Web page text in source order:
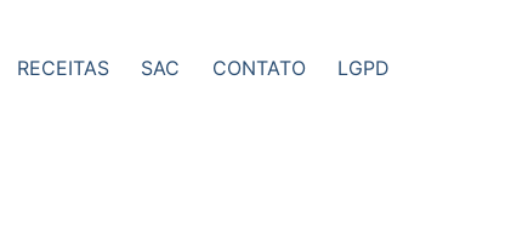
RECEITAS SAC CONTATO LGPD